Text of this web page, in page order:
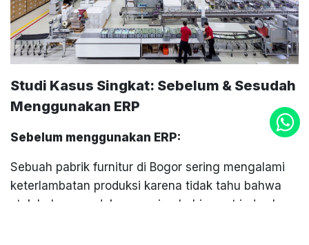
Studi Kasus Singkat: Sebelum & Sesudah
Menggunakan ERP
Sebelum menggunakan ERP:
Sebuah pabrik furnitur di Bogor sering mengalami
keterlambatan produksi karena tidak tahu bahwa
stok bahan pendukung sering habis saat jadwal